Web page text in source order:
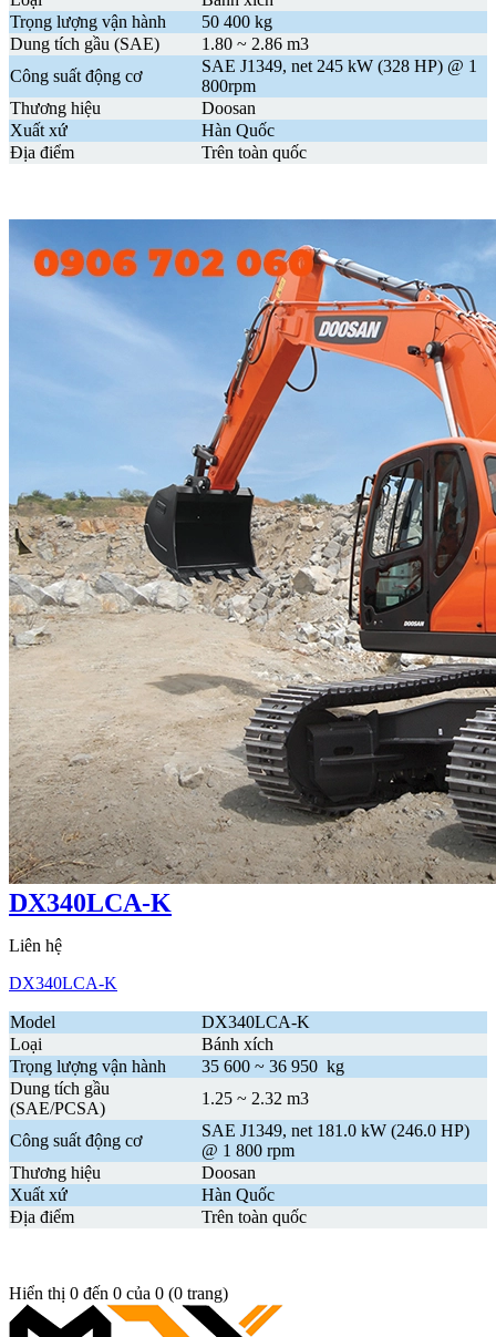
Trọng lượng vận hành
50 400 kg
Dung tích gầu (SAE)
1.80 ~ 2.86 m3
Công suất động cơ
SAE J1349, net 245 kW (328 HP) @ 1
800rpm
Thương hiệu
Doosan
Xuất xứ
Hàn Quốc
Địa điểm
Trên toàn quốc
DX340LCA-K
Liên hệ
DX340LCA-K
Model
DX340LCA-K
Loại
Bánh xích
Trọng lượng vận hành
35 600 ~ 36 950 kg
Dung tích gầu
(SAE/PCSA)
1.25 ~ 2.32 m3
Công suất động cơ
SAE J1349, net 181.0 kW (246.0 HP)
@ 1 800 rpm
Thương hiệu
Doosan
Xuất xứ
Hàn Quốc
Địa điểm
Trên toàn quốc
Hiển thị 0 đến 0 của 0 (0 trang)